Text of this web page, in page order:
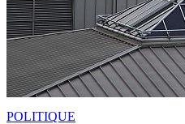
POLITIQUE